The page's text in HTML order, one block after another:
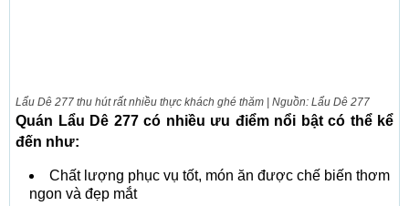
Lẩu Dê 277 thu hút rất nhiều thực khách ghé thăm | Nguồn: Lẩu Dê 277
Quán Lẩu Dê 277 có nhiều ưu điểm nổi bật có thể kể
đến như:
Chất lượng phục vụ tốt, món ăn được chế biến thơm
ngon và đẹp mắt